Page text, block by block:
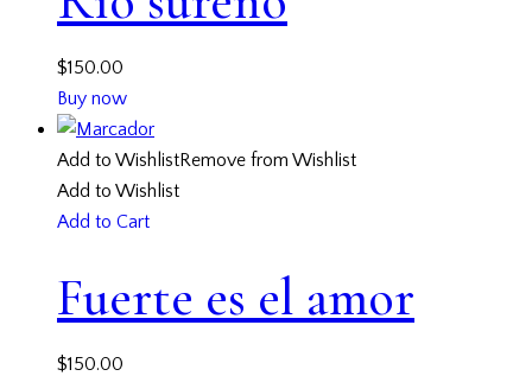
$150.00
Buy now
Add to WishlistRemove from Wishlist
Add to Wishlist
Add to Cart
Fuerte es el amor
$150.00